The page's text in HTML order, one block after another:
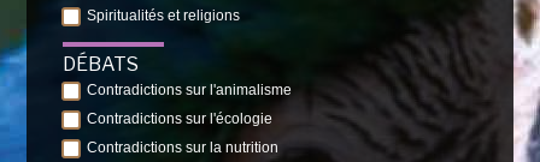
Spiritualités et religions
DÉBATS
Contradictions sur l'animalisme
Contradictions sur l'écologie
Contradictions sur la nutrition